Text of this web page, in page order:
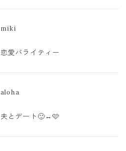
miki
恋愛バライティー
aloha
夫とデート🙂‍↔️🩷